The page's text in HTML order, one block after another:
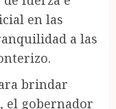
en las
a las
brindar
el gobernador